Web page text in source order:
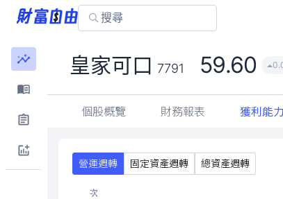
皇家可口 7791 59.60
個股概覽 財務報表 獲利能力
營運週轉 固定資產週轉 總資產週轉